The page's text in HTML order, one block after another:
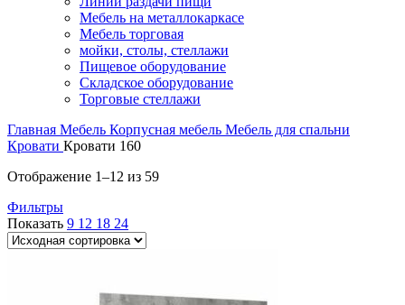
Мебель на металлокаркасе
Мебель торговая
мойки, столы, стеллажи
Пищевое оборудование
Складское оборудование
Торговые стеллажи
Главная Мебель Корпусная мебель Мебель для спальни
Кровати Кровати 160
Отображение 1–12 из 59
Фильтры
Показать 9 12 18 24